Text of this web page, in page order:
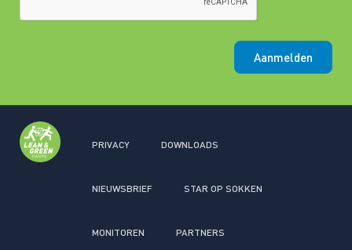
Aanmelden
PRIVACY DOWNLOADS
NIEUWSBRIEF STAR OP SOKKEN
MONITOREN PARTNERS